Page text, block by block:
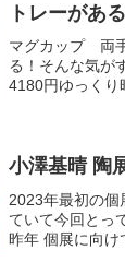
トレーがあ
マグカップ 両
る！そんな気
4180円ゆっく
小澤基晴 陶
2023年最初の
ていて今回とっ
昨年 個展に向